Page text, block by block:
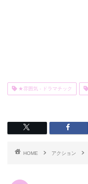
★雰囲気 - ドラマチック
HOME アクション